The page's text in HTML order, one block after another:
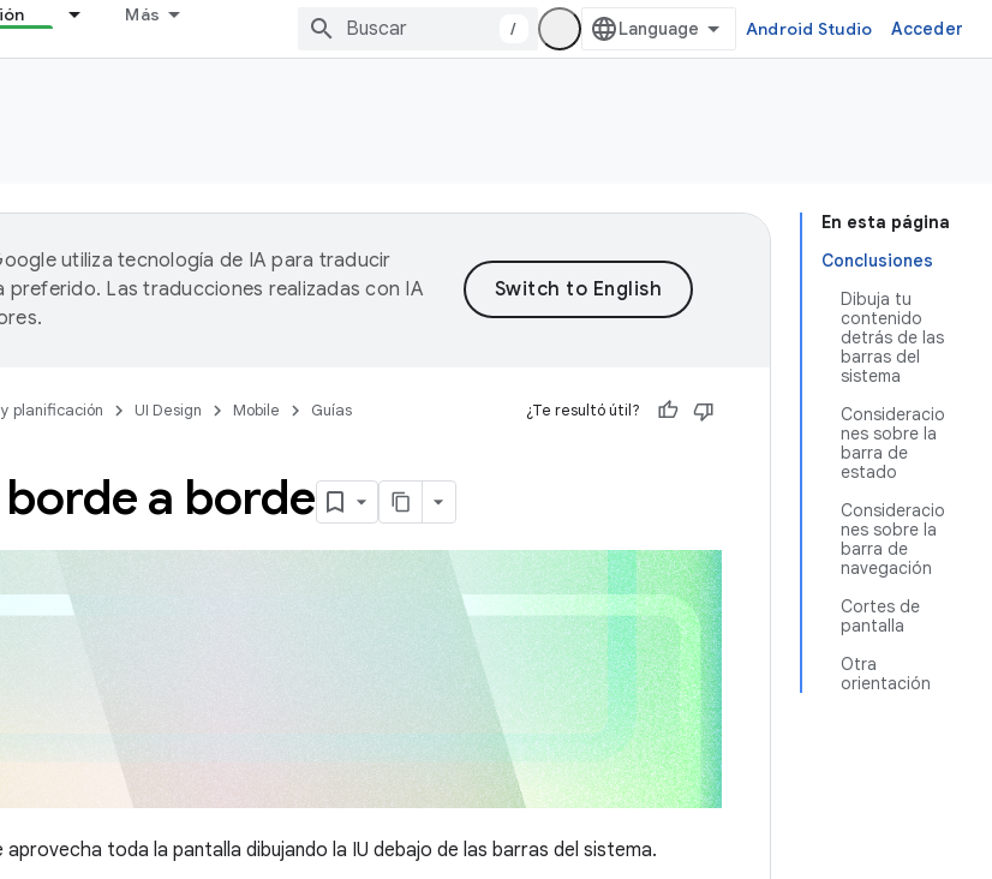
Más
/ Android Studio Acceder
En esta página
Conclusiones
Dibuja tu
contenido
detrás de las
barras del
sistema
Consideracio
nes sobre la
barra de
estado
Consideracio
nes sobre la
barra de
navegación
Cortes de
pantalla
Otra
orientación
utiliza tecnología de IA para traducir
preferido. Las traducciones realizadas con IA
planificación UI Design Mobile Guías ¿Te resultó útil?
a borde
toda la pantalla dibujando la IU debajo de las barras del sistema.